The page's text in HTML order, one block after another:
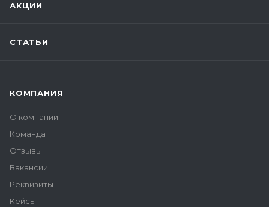
АКЦИИ
СТАТЬИ
КОМПАНИЯ
О компании
Команда
Отзывы
Вакансии
Реквизиты
Кейсы